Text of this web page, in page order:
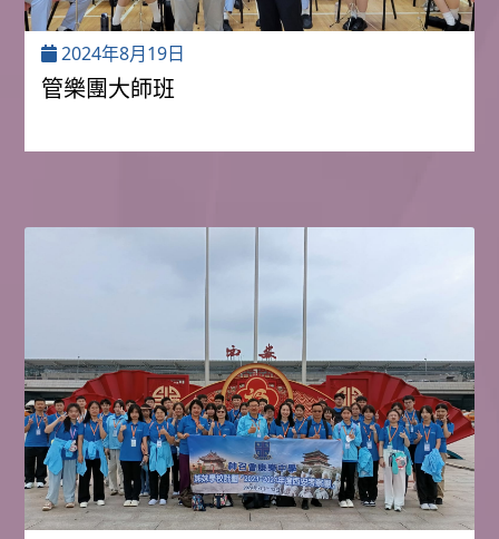
2024年8月19日
管樂團大師班